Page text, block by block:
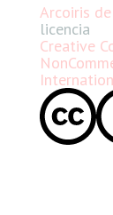
Arcoiris
licencia
Creative